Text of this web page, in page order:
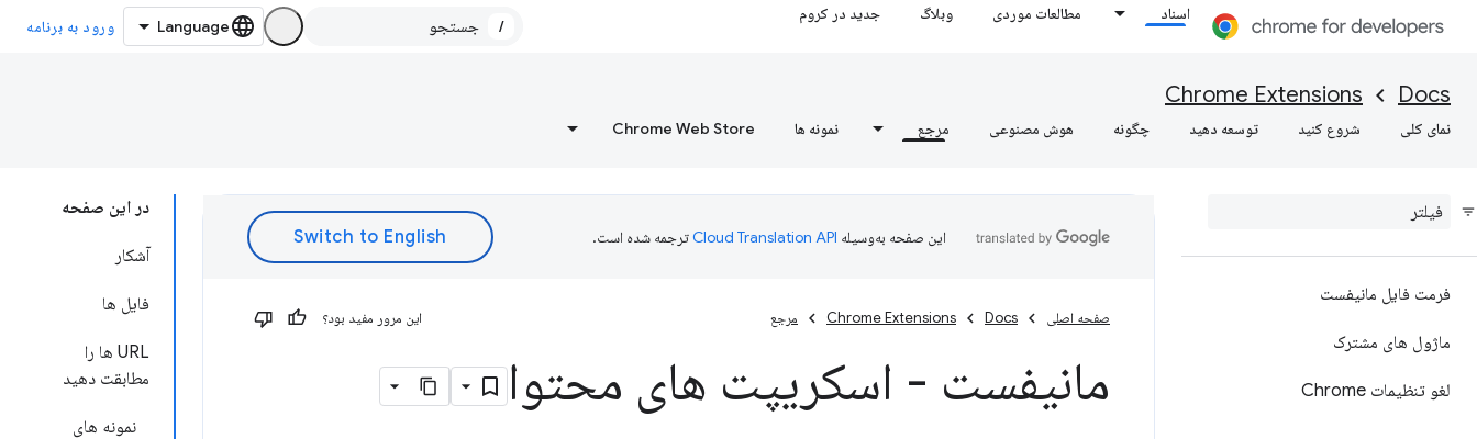
اسناد مطالعات موردی وبلاگ جدید در کروم
/ ورود به برنامه
Docs
Chrome Extensions
نمای کلی شروع کنید توسعه دهید چگونه هوش مصنوعی مرجع نمونه ها Chrome Web Store
فرمت فایل مانیفست
ماژول های مشترک
لغو تنظیمات Chrome
در این صفحه
آشکار
فایل ها
URL ها را
مطابقت دهید
نمونه های
این صفحه به‌وسیله ترجمه شده است.
صفحه اصلی Docs
Chrome Extensions مرجع این مرور مفید بود؟
مانیفست - اسکریپت های محتوا